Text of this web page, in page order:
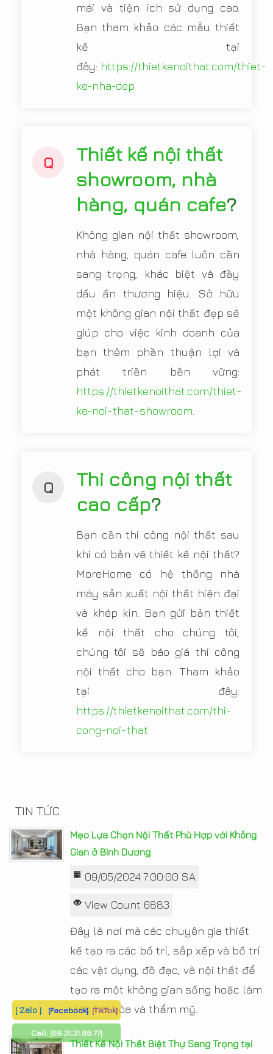
mái và tiện ích sử dụng cao.
Bạn tham khảo các mẫu thiết
kế tại
đây: https://thietkenoithat.com/thiet-
ke-nha-dep
Q
Thiết kế nội thất
showroom, nhà
hàng, quán cafe?
Không gian nội thất showroom,
nhà hàng, quán cafe luôn cần
sang trọng, khác biệt và đầy
dấu ấn thương hiệu. Sở hữu
một không gian nội thất đẹp sẽ
giúp cho việc kinh doanh của
bạn thêm phần thuận lợi và
phát triền bền vững:
https://thietkenoithat.com/thiet-
ke-noi-that-showroom
Q
Thi công nội thất
cao cấp?
Bạn cần thi công nội thất sau
khi có bản vẽ thiết kế nội thất?
MoreHome có hệ thống nhà
máy sản xuất nội thất hiện đại
và khép kín. Bạn gửi bản thiết
kế nội thất cho chúng tôi,
chúng tôi sẽ báo giá thi công
nội thất cho bạn. Tham khảo
tại đây:
https://thietkenoithat.com/thi-
cong-noi-that
TIN TỨC
Mẹo Lựa Chọn Nội Thất Phù Hợp với Không
Gian ở Bình Dương
09/05/2024 7:00:00 SA
View Count 6883
Đây là nơi mà các chuyên gia thiết
kế tạo ra các bố trí, sắp xếp và bố trí
các vật dụng, đồ đạc, và nội thất để
tạo ra một không gian sống hoặc làm
việc hài hòa và thẩm mỹ.
Thiết Kế Nội Thất Biệt Thự Sang Trọng tại
[ Zalo ] [Facebook] [TikTok]
Call: [09.31.31.88.77]